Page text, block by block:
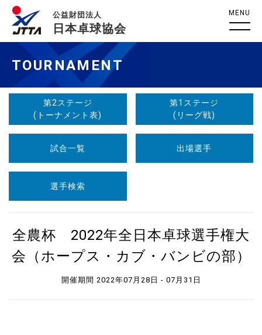
公益財団法人
日本卓球協会
MENU
TOURNAMENT
第2ステージ
(トーナメント表)
第1ステージ
(リーグ戦)
試合一覧 出場選手
選手検索
全農杯 2022年全日本卓球選手権大
会（ホープス・カブ・バンビの部）
開催期間 2022年07月28日 - 07月31日